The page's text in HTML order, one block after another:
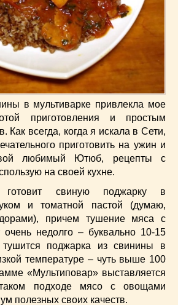
(63)
в мультиварке привлекла мое
приготовления и простым
Как всегда, когда я искала в Сети,
приготовить на ужин и
любимый Ютюб, рецепты с
на своей кухне.
готовит свиную поджарку в
и томатной пастой (думаю,
причем тушение мяса с
очень недолго – буквально 10-15
поджарка из свинины в
температуре – чуть выше 100
«Мультиповар» выставляется
подходе мясо с овощами
полезных своих качеств.